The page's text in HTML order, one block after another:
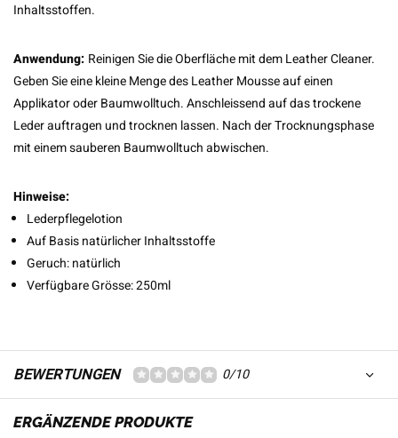
Inhaltsstoffen.
Anwendung: Reinigen Sie die Oberfläche mit dem Leather Cleaner.
Geben Sie eine kleine Menge des Leather Mousse auf einen
Applikator oder Baumwolltuch. Anschleissend auf das trockene
Leder auftragen und trocknen lassen. Nach der Trocknungsphase
mit einem sauberen Baumwolltuch abwischen.
Hinweise:
Lederpflegelotion
Auf Basis natürlicher Inhaltsstoffe
Geruch: natürlich
Verfügbare Grösse: 250ml
BEWERTUNGEN 0/10
ERGÄNZENDE PRODUKTE